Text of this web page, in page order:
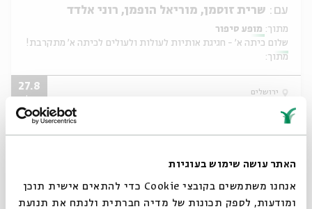
האתר עושה שימוש בעוגיות
אנחנו משתמשים בקובצי Cookie כדי להתאים אישית תוכן
ומודעות, לספק תכונות של מדיה חברתית ולנתח את תנועת
עם:
מתוך: מופע סיפור
מתוך:
שלום כיתה א' - חגיגת אותיות לעולות ולעולים לכיתה א' מתקרבת!
ירושלים
27.8